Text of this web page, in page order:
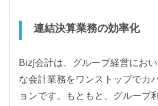
連結決算業務の効率化
Biz∫会計は、グループ経営にお
な会計業務をワンストップでカ
ョンです。もともと、グループ